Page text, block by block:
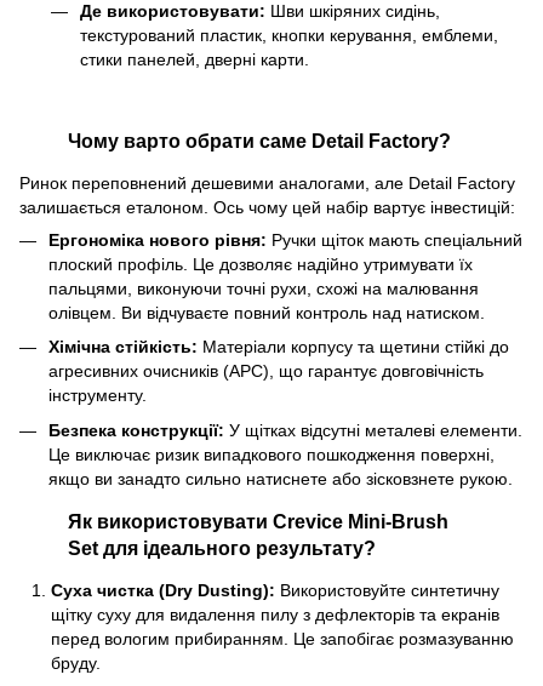
Де використовувати: Шви шкіряних сидінь,
текстурований пластик, кнопки керування, емблеми,
стики панелей, дверні карти.
Чому варто обрати саме Detail Factory?
Ринок переповнений дешевими аналогами, але Detail Factory
залишається еталоном. Ось чому цей набір вартує інвестицій:
Ергономіка нового рівня: Ручки щіток мають спеціальний
плоский профіль. Це дозволяє надійно утримувати їх
пальцями, виконуючи точні рухи, схожі на малювання
олівцем. Ви відчуваєте повний контроль над натиском.
Хімічна стійкість: Матеріали корпусу та щетини стійкі до
агресивних очисників (APC), що гарантує довговічність
інструменту.
Безпека конструкції: У щітках відсутні металеві елементи.
Це виключає ризик випадкового пошкодження поверхні,
якщо ви занадто сильно натиснете або зісковзнете рукою.
Як використовувати Crevice Mini-Brush
Set для ідеального результату?
Суха чистка (Dry Dusting): Використовуйте синтетичну
щітку суху для видалення пилу з дефлекторів та екранів
перед вологим прибиранням. Це запобігає розмазуванню
бруду.